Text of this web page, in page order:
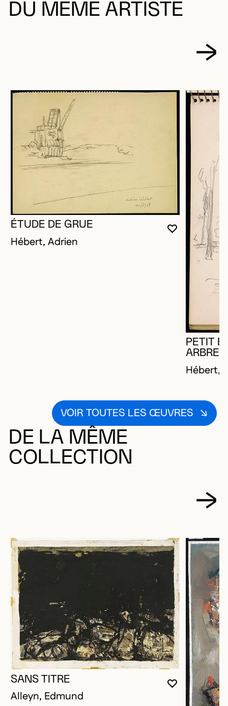
DU MÊME ARTISTE
VOUS
FERMER
OUVRIR LA
ÉTUDE DE GRUE
Hébert, Adrien
PETIT
ARBRES
Hébert,
VOIR TOUTES LES ŒUVRES
DE LA MÊME
COLLECTION
VOUS
FERMER
OUVRIR LA
SANS TITRE
Alleyn, Edmund